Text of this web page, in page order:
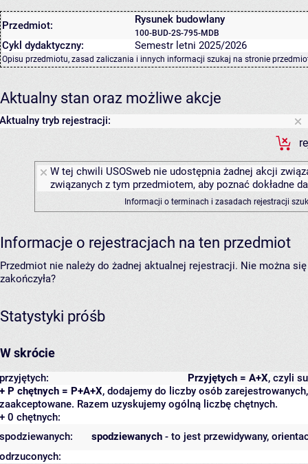
Przedmiot: Rysunek budowlany
100-BUD-2S-795-MDB
Cykl dydaktyczny: Semestr letni 2025/2026
Opisu przedmiotu, zasad zaliczania i innych informacji szukaj na stronie
Aktualny stan oraz możliwe akcje
Aktualny tryb rejestracji:
W tej chwili USOSweb nie udostępnia żadnej akcji
związanych z tym przedmiotem, aby poznać dokładne
Informacji o terminach i zasadach rejestracji
Informacje o rejestracjach na ten przedmiot
Przedmiot nie należy do żadnej aktualnej rejestracji. Nie można
zakończyła?
Statystyki próśb
W skrócie
Przyjętych = A+X, czyli
przyjętych:
+ P chętnych = P+A+X, dodajemy do liczby osób
zaakceptowane. Razem uzyskujemy ogólną liczbę chętnych.
+ 0 chętnych:
spodziewanych - to jest przewidywany,
spodziewanych:
odrzuconych: